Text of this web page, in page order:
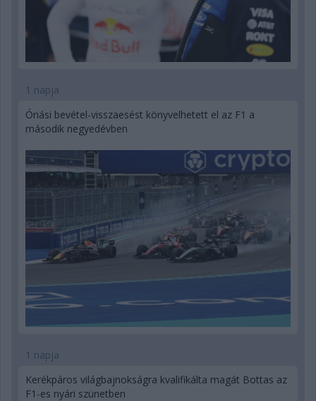
1 napja
Óriási bevétel-visszaesést könyvelhetett el az F1 a
második negyedévben
1 napja
Kerékpáros világbajnokságra kvalifikálta magát Bottas az
F1-es nyári szünetben